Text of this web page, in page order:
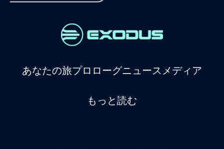
あなたの旅プロローグニュースメディア
もっと読む